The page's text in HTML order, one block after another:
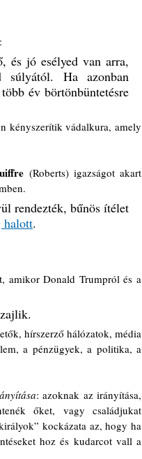
és jó esélyed van arra,
súlyától. Ha azonban
év börtönbüntetésre
kényszerítik vádalkura, amely
(Roberts) igazságot akart
rendezték, bűnös ítélet
halott.
amikor Donald Trumpról és a
hírszerző hálózatok, média
a pénzügyek, a politika, a
: azoknak az irányítása,
őket, vagy családjukat
kockázata az, hogy ha
hoz és kudarcot vall a